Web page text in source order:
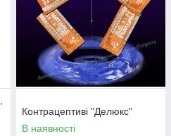
Контрацептиві "Делюкс"
В наявності